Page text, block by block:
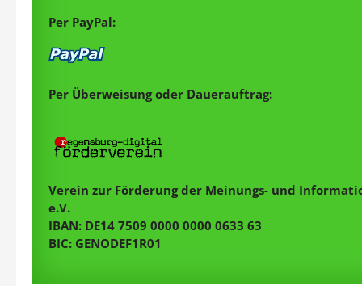
Per PayPal:
Per Überweisung oder Dauerauftrag:
Verein zur Förderung der Meinungs- und
e.V.
IBAN: DE14 7509 0000 0000 0633 63
BIC: GENODEF1R01